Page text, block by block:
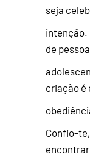
seja
intenção.
de
criação é
Confio-